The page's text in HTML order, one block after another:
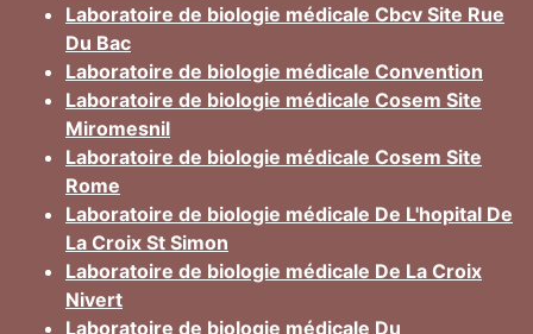
Laboratoire de biologie médicale Cbcv Site Rue
Du Bac
Laboratoire de biologie médicale Convention
Laboratoire de biologie médicale Cosem Site
Miromesnil
Laboratoire de biologie médicale Cosem Site
Rome
Laboratoire de biologie médicale De L'hopital De
La Croix St Simon
Laboratoire de biologie médicale De La Croix
Nivert
Laboratoire de biologie médicale Du